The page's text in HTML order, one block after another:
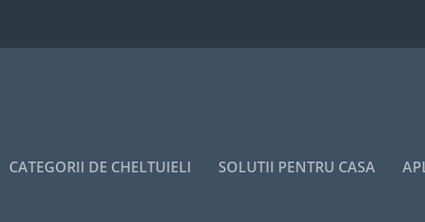
CATEGORII DE CHELTUIELI SOLUTII PENTRU CASA